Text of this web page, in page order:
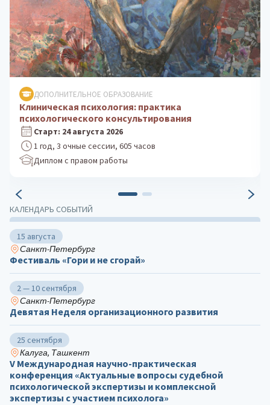
КАЛЕНДАРЬ СОБЫТИЙ
15 августа
Санкт-Петербург
Фестиваль «Гори и не сгорай»
2 — 10 сентября
Санкт-Петербург
Девятая Неделя организационного развития
25 сентября
Калуга, Ташкент
V Международная научно-практическая
конференция «Актуальные вопросы судебной
психологической экспертизы и комплексной
экспертизы с участием психолога»
ДОПОЛНИТЕЛЬНОЕ ОБРАЗОВАНИЕ
Клиническая психология: практика
психологического консультирования
Старт: 24 августа 2026
1 год, 3 очные сессии, 605 часов
Диплом с правом работы